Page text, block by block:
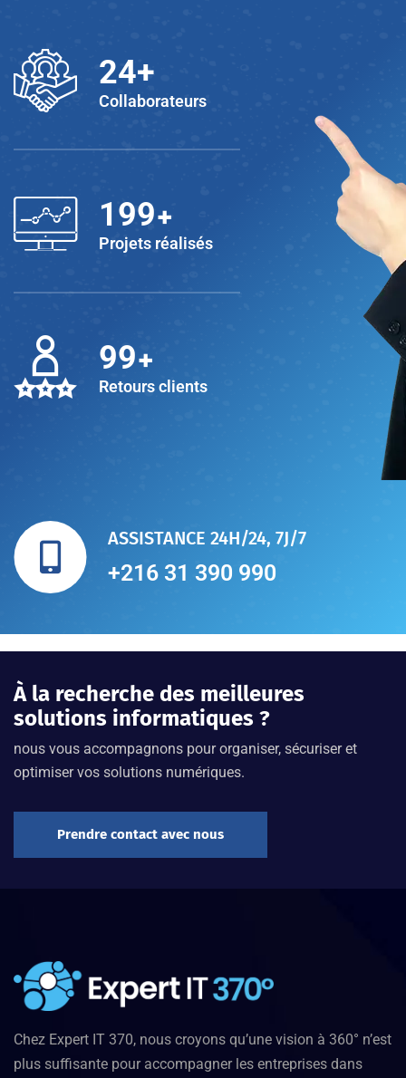
25+
Collaborateurs
200+
Projets réalisés
100
Retours clients
ASSISTANCE 24H/24, 7J/7
+216 31 390 990
À la recherche des meilleures
solutions informatiques ?
nous vous accompagnons pour organiser, sécuriser et
optimiser vos solutions numériques.
Prendre contact avec nous
Chez Expert IT 370, nous croyons qu’une vision à 360° n’est
plus suffisante pour accompagner les entreprises dans